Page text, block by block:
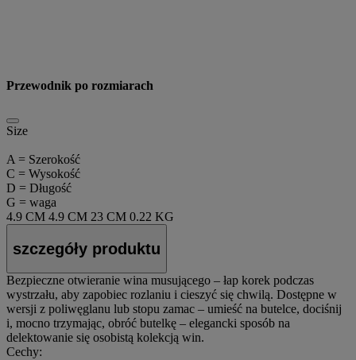
Przewodnik po rozmiarach
Size
A = Szerokość
C = Wysokość
D = Długość
G = waga
4.9 CM 4.9 CM 23 CM 0.22 KG
szczegóły produktu
Bezpieczne otwieranie wina musującego – łap korek podczas
wystrzału, aby zapobiec rozlaniu i cieszyć się chwilą. Dostępne w
wersji z poliwęglanu lub stopu zamac – umieść na butelce, dociśnij
i, mocno trzymając, obróć butelkę – elegancki sposób na
delektowanie się osobistą kolekcją win.
Cechy: